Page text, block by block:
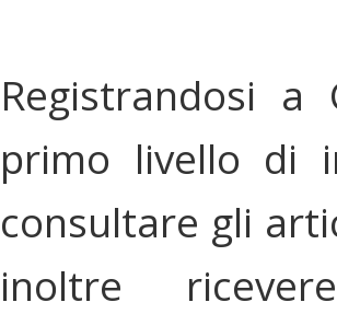
Registrandosi a
primo livello di
consultare gli
inoltre